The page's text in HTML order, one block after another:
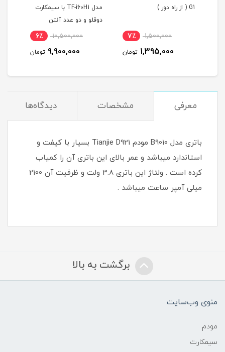
G1 ( از راه دور )
1,500,000 7٪
1,395,000 تومان
مدل TF-i60H1 با سیمکارت
دوقلو و دو عدد آنتن
اکسترنال 19 دسی بل10,500,000 6٪
9,900,000 تومان
معرفی مشخصات دیدگاه‌ها
باتری مدل B9010 مودم Tianjie D921 بسیار با کیفت و
استاندارد میباشد و عمر بالای این باتری آن را کمیاب
کرده است . ولتاژ این باتری 3.8 ولت و ظرفیت آن 2100
میلی آمپر ساعت میباشد .
برگشت به بالا
منوی وب‌سایت
مودم
سیمکارت